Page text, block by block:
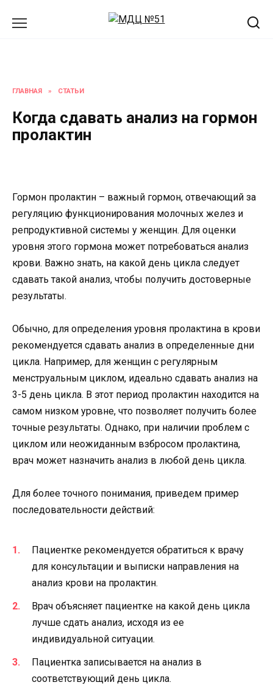
ГЛАВНАЯ » СТАТЬИ
Когда сдавать анализ на гормон
пролактин
Гормон пролактин – важный гормон, отвечающий за
регуляцию функционирования молочных желез и
репродуктивной системы у женщин. Для оценки
уровня этого гормона может потребоваться анализ
крови. Важно знать, на какой день цикла следует
сдавать такой анализ, чтобы получить достоверные
результаты.
Обычно, для определения уровня пролактина в крови
рекомендуется сдавать анализ в определенные дни
цикла. Например, для женщин с регулярным
менструальным циклом, идеально сдавать анализ на
3-5 день цикла. В этот период пролактин находится на
самом низком уровне, что позволяет получить более
точные результаты. Однако, при наличии проблем с
циклом или неожиданным взбросом пролактина,
врач может назначить анализ в любой день цикла.
Для более точного понимания, приведем пример
последовательности действий:
Пациентке рекомендуется обратиться к врачу
для консультации и выписки направления на
анализ крови на пролактин.
Врач объясняет пациентке на какой день цикла
лучше сдать анализ, исходя из ее
индивидуальной ситуации.
Пациентка записывается на анализ в
соответствующий день цикла.